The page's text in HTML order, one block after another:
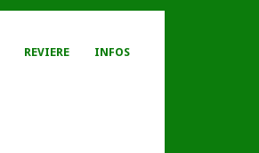
REVIERE INFOS